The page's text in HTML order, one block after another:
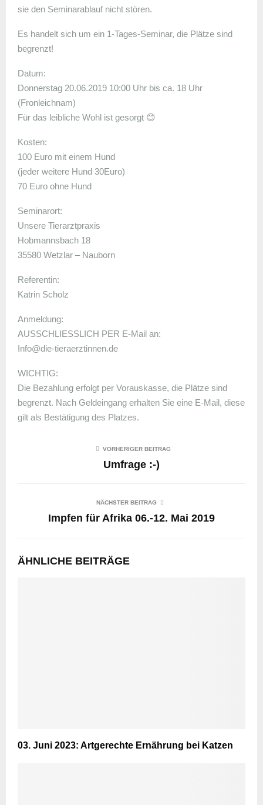
sie den Seminarablauf nicht stören.
Es handelt sich um ein 1-Tages-Seminar, die Plätze sind
begrenzt!
Datum:
Donnerstag 20.06.2019 10:00 Uhr bis ca. 18 Uhr
(Fronleichnam)
Für das leibliche Wohl ist gesorgt 😊
Kosten:
100 Euro mit einem Hund
(jeder weitere Hund 30Euro)
70 Euro ohne Hund
Seminarort:
Unsere Tierarztpraxis
Hobmannsbach 18
35580 Wetzlar – Nauborn
Referentin:
Katrin Scholz
Anmeldung:
AUSSCHLIESSLICH PER E-Mail an:
Info@die-tieraerztinnen.de
WICHTIG:
Die Bezahlung erfolgt per Vorauskasse, die Plätze sind
begrenzt. Nach Geldeingang erhalten Sie eine E-Mail, diese
gilt als Bestätigung des Platzes.
VORHERIGER BEITRAG
Umfrage :-)
NÄCHSTER BEITRAG
Impfen für Afrika 06.-12. Mai 2019
ÄHNLICHE BEITRÄGE
03. Juni 2023: Artgerechte Ernährung bei Katzen